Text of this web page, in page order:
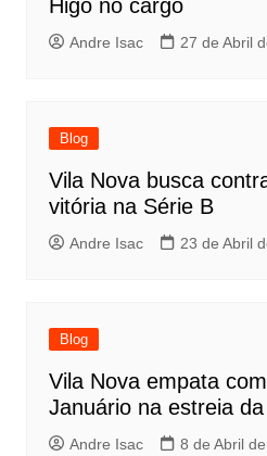
Higo no cargo
Andre Isac 27 de Abril
Blog
Vila Nova busca
vitória na Série B
Andre Isac 23 de Abril
Blog
Vila Nova empata
Januário na estreia
Andre Isac 8 de Abril